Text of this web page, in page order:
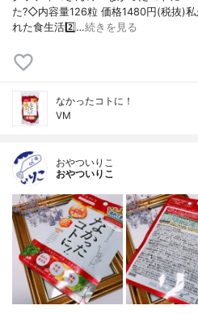
た?◇内容量126粒 価格1480円(税抜)
れた食生活2️⃣…続きを見る
なかったコトに！
VM
おやついりこ
おやついりこ